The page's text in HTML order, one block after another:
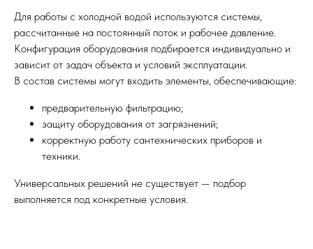
Для работы с холодной водой используются системы,
рассчитанные на постоянный поток и рабочее давление.
Конфигурация оборудования подбирается индивидуально и
зависит от задач объекта и условий эксплуатации.
В состав системы могут входить элементы, обеспечивающие:
предварительную фильтрацию;
защиту оборудования от загрязнений;
корректную работу сантехнических приборов и
техники.
Универсальных решений не существует — подбор
выполняется под конкретные условия.